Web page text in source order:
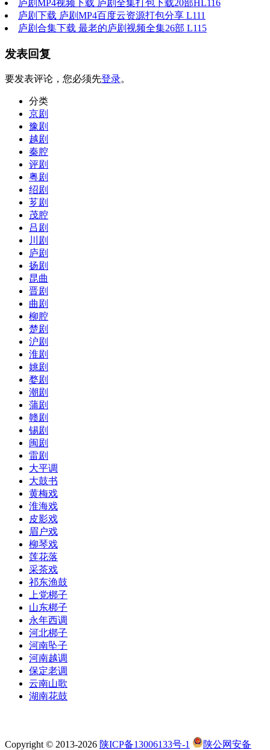
庐剧MP4视频下载 庐剧全集打包下载20部HL116
庐剧下载 庐剧MP4百度云资源打包分享 L111
庐剧合集下载 最老的庐剧视频全集26部 L115
发表回复
要发表评论，您必须先登录。
分类
京剧
豫剧
越剧
秦腔
评剧
粤剧
绍剧
芗剧
茂腔
吕剧
川剧
庐剧
扬剧
昆曲
晋剧
曲剧
柳腔
楚剧
沪剧
淮剧
姚剧
婺剧
潮剧
蒲剧
赣剧
锡剧
闽剧
雷剧
大平调
大鼓书
黄梅戏
淮海戏
皮影戏
眉户戏
柳琴戏
莲花落
采茶戏
祁东渔鼓
上党梆子
山东梆子
永年西调
河北梆子
河南坠子
河南越调
保定老调
云南山歌
湖南花鼓
Copyright © 2013-2026 陕ICP备13006133号-1
陕公网安备